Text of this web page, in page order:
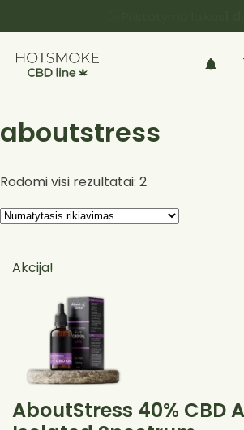
aboutstress
Rodomi visi rezultatai: 2
Akcija!
AboutStress 40% CBD